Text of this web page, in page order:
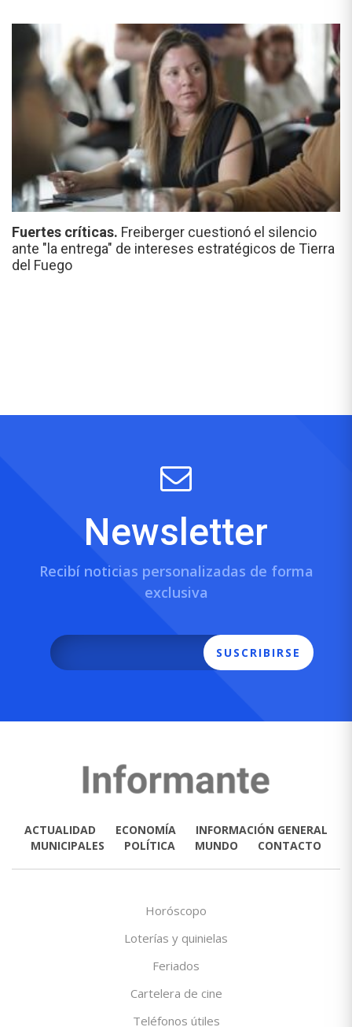
Fuertes críticas. Freiberger cuestionó el silencio
ante "la entrega" de intereses estratégicos de Tierra
del Fuego
Newsletter
Recibí noticias personalizadas de forma
exclusiva
SUSCRIBIRSE
ACTUALIDAD ECONOMÍA
INFORMACIÓN GENERAL
MUNICIPALES
POLÍTICA MUNDO CONTACTO
Horóscopo
Loterías y quinielas
Feriados
Cartelera de cine
Teléfonos útiles